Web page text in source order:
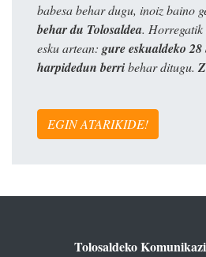
babesa behar dugu, inoiz baino
behar du Tolosaldea. Horregatik
esku artean: gure eskualdeko
harpidedun berribehar ditugu.
EGIN ATARIKIDE!
Tolosaldeko